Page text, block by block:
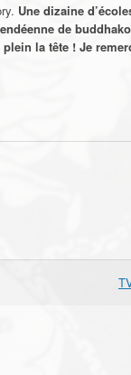
Une dizaine
de
plein la tête ! Je